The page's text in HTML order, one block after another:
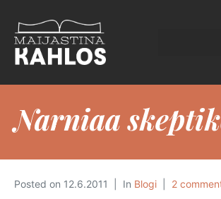
Narniaa
Posted on 12.6.2011 In Blogi 2